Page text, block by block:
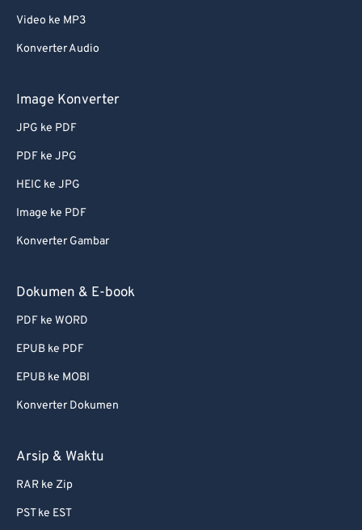
Video ke MP3
Konverter Audio
Image Konverter
JPG ke PDF
PDF ke JPG
HEIC ke JPG
Image ke PDF
Konverter Gambar
Dokumen & E-book
PDF ke WORD
EPUB ke PDF
EPUB ke MOBI
Konverter Dokumen
Arsip & Waktu
RAR ke Zip
PST ke EST